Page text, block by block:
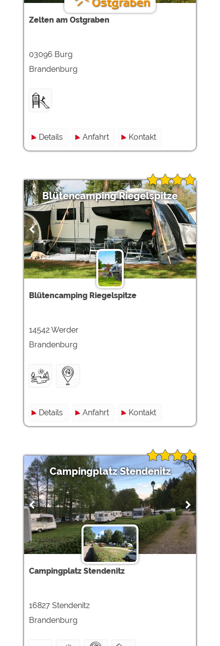
Zelten am Ostgraben
03096 Burg
Brandenburg
Details Anfahrt Kontakt
Blütencamping Riegelspitze
Blütencamping Riegelspitze
14542 Werder
Brandenburg
Details Anfahrt Kontakt
Campingplatz Stendenitz
Campingplatz Stendenitz
16827 Stendenitz
Brandenburg
Die Cookieeinstellungen können jeder Zeit im Footer